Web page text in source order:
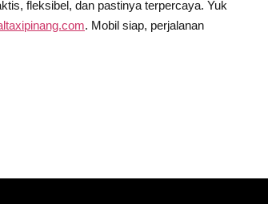
fleksibel, dan pastinya terpercaya. Yuk
. Mobil siap, perjalanan